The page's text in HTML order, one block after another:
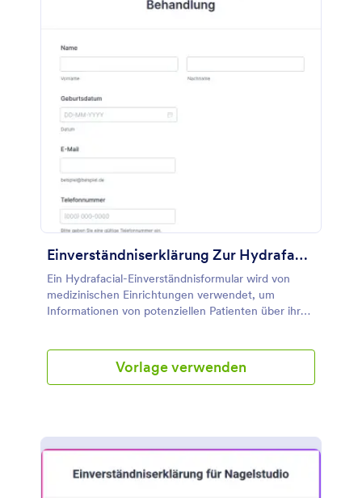
und Regeln bestätigen kann. Diese Vorlage
betreffenden Fachkraft. Um das Formular an die
Farben, Schriftarten und Bedingungen Ihres Salons
anzupassen können Sie unseren einfach zu
bedienenden Formular-Builder verwenden.
Einverständniserklärung Zur Hydrafacial Behandlung
Ein Hydrafacial-Einverständnisformular wird von
medizinischen Einrichtungen verwendet, um
Informationen von potenziellen Patienten über ihr
Vorlage verwenden